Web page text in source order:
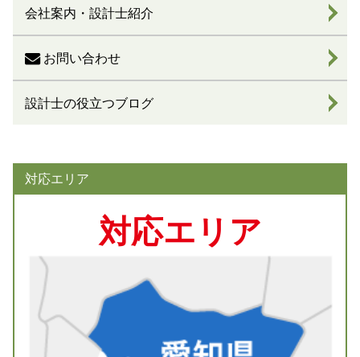
会社案内・設計士紹介
お問い合わせ
設計士の役立つブログ
対応エリア
対応エリア